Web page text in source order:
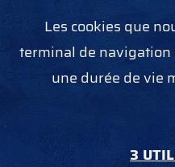
Les cookies que
terminal de navigation
une durée de vie
3